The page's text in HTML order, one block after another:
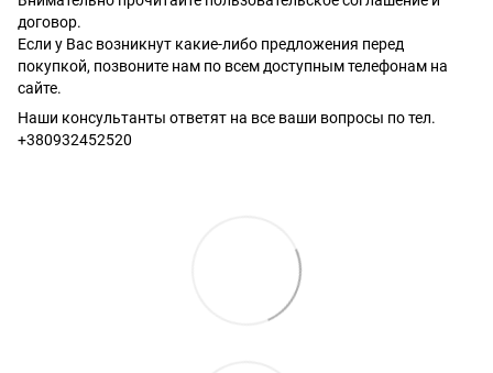
договор.
Если у Вас возникнут какие-либо предложения перед
покупкой, позвоните нам по всем доступным телефонам на
сайте.
Наши консультанты ответят на все ваши вопросы по тел.
+380932452520